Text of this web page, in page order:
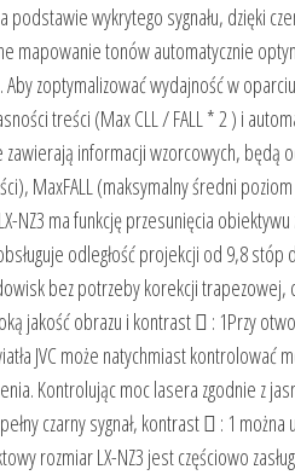
podstawie wykrytego sygnału, dzięki
mapowanie tonów automatycznie
zoptymalizować wydajność w
treści (Max CLL / FALL * 2 ) i
informacji wzorcowych, będą
MaxFALL (maksymalny średni
NZ3 ma funkcję przesunięcia
odległość projekcji od 9,8
bez potrzeby korekcji trapezowej,
jakość obrazu i kontrast  : 1Przy
JVC może natychmiast kontrolować
Kontrolując moc lasera zgodnie z
czarny sygnał, kontrast  : 1
rozmiar LX-NZ3 jest częściowo